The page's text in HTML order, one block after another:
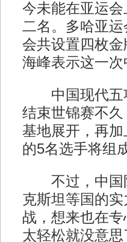
今未能在亚运
二名。多哈亚
会共设置四枚
海峰表示这一次
中国现代五项
结束世锦赛不
基地展开，再
的5名选手将组
不过，中国队
克斯坦等国的
战，想来也在
太轻松就没意